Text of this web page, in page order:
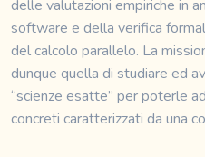
delle valutazioni empiriche in
software e della verifica
del calcolo parallelo. La
dunque quella di studiare ed
“scienze esatte” per poterle
concreti caratterizzati da una